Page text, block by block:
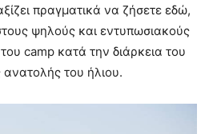
πραγματικά να ζήσετε εδώ,
ψηλούς και εντυπωσιακούς
camp κατά την διάρκεια του
ανατολής του ήλιου.